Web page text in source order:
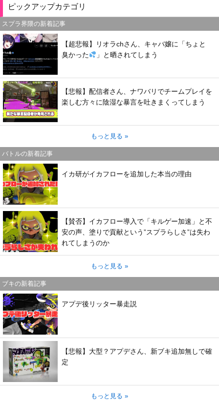
ピックアップカテゴリ
スプラ界隈の新着記事
【超悲報】リオラchさん、キャバ嬢に「ちょと
臭かった
」と晒されてしまう
【悲報】配信者さん、ナワバリでチームプレイを
楽しむ方々に陰湿な暴言を吐きまくってしまう
もっと見る »
バトルの新着記事
イカ研がイカフローを追加した本当の理由
【賛否】イカフロー導入で「キルゲー加速」と不
安の声、塗りで貢献という”スプラらしさ”は失わ
れてしまうのか
もっと見る »
ブキの新着記事
アプデ後リッター暴走説
【悲報】大型？アプデさん、新ブキ追加無しで確
定
もっと見る »